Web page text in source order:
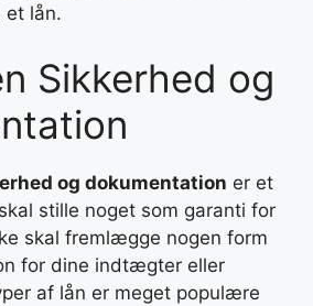
et lån.
Sikkerhed og
og dokumentation er et
stille noget som garanti for
skal fremlægge nogen form
for dine indtægter eller
af lån er meget populære